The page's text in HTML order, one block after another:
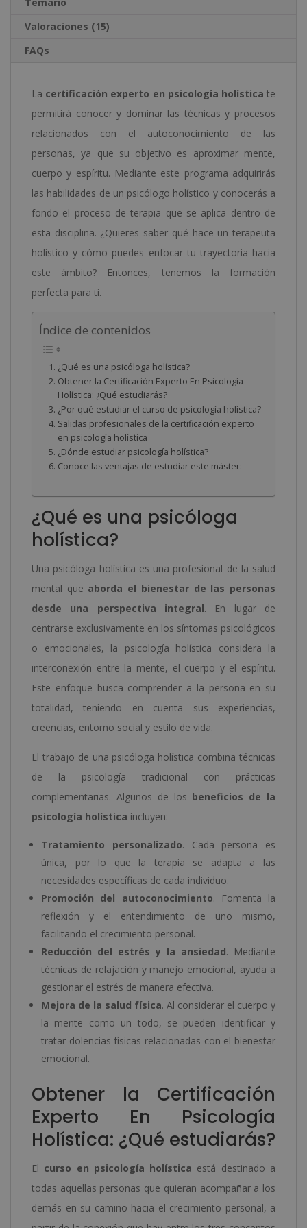
Valoraciones (15)
FAQs
La certificación experto en psicología holística te
permitirá conocer y dominar las técnicas y procesos
relacionados con el autoconocimiento de las
personas, ya que su objetivo es aproximar mente,
cuerpo y espíritu. Mediante este programa adquirirás
las habilidades de un psicólogo holístico y conocerás a
fondo el proceso de terapia que se aplica dentro de
esta disciplina. ¿Quieres saber qué hace un terapeuta
holístico y cómo puedes enfocar tu trayectoria hacia
este ámbito? Entonces, tenemos la formación
perfecta para ti.
Índice de contenidos
¿Qué es una psicóloga holística?
Obtener la Certificación Experto En Psicología
Holística: ¿Qué estudiarás?
¿Por qué estudiar el curso de psicología holística?
Salidas profesionales de la certificación experto
en psicología holística
¿Dónde estudiar psicología holística?
Conoce las ventajas de estudiar este máster:
¿Qué es una psicóloga
holística?
Una psicóloga holística es una profesional de la salud
mental que aborda el bienestar de las personas
desde una perspectiva integral. En lugar de
centrarse exclusivamente en los síntomas psicológicos
o emocionales, la psicología holística considera la
interconexión entre la mente, el cuerpo y el espíritu.
Este enfoque busca comprender a la persona en su
totalidad, teniendo en cuenta sus experiencias,
creencias, entorno social y estilo de vida.
El trabajo de una psicóloga holística combina técnicas
de la psicología tradicional con prácticas
complementarias. Algunos de los beneficios de la
psicología holística incluyen:
Tratamiento personalizado. Cada persona es
única, por lo que la terapia se adapta a las
necesidades específicas de cada individuo.
Promoción del autoconocimiento. Fomenta la
reflexión y el entendimiento de uno mismo,
facilitando el crecimiento personal.
Reducción del estrés y la ansiedad. Mediante
técnicas de relajación y manejo emocional, ayuda a
gestionar el estrés de manera efectiva.
Mejora de la salud física. Al considerar el cuerpo y
la mente como un todo, se pueden identificar y
tratar dolencias físicas relacionadas con el bienestar
emocional.
Obtener la Certificación
Experto En Psicología
Holística: ¿Qué estudiarás?
El curso en psicología holística está destinado a
todas aquellas personas que quieran acompañar a los
demás en su camino hacia el crecimiento personal, a